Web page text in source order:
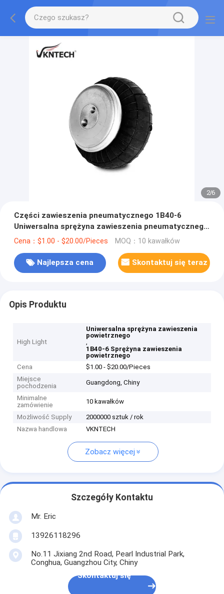
2/6
Części zawieszenia pneumatycznego 1B40-6
Uniwersalna sprężyna zawieszenia pneumatycznego
FS40-6 Sprężyna zawieszenia pneumatycznego
Cena：$1.00 - $20.00/Pieces MOQ：10 kawałków
Najlepsza cena Skontaktuj się teraz
Opis Produktu
High Light
Uniwersalna sprężyna zawieszenia
powietrznego
,
1B40-6 Sprężyna zawieszenia
powietrznego
Cena
$1.00 - $20.00/Pieces
Miejsce
pochodzenia
Guangdong, Chiny
Minimalne
zamówienie
10 kawałków
Możliwość Supply
2000000 sztuk / rok
Nazwa handlowa
VKNTECH
Zobacz więcej
Szczegóły Kontaktu
Mr. Eric
13926118296
No.11 Jixiang 2nd Road, Pearl Industrial Park,
Conghua, Guangzhou City, Chiny
Skontaktuj się